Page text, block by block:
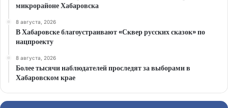
микрорайоне Хабаровска
8 августа, 2026
В Хабаровске благоустраивают «Сквер русских сказок» по
нацпроекту
8 августа, 2026
Более тысячи наблюдателей проследят за выборами в
Хабаровском крае